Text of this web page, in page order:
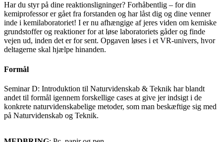
Har du styr på dine reaktionsligninger? Forhåbentlig – for din
kemiprofessor er gået fra forstanden og har låst dig og dine venner
inde i kemilaboratoriet! I er nu afhængige af jeres viden om kemiske
grundstoffer og reaktioner for at løse laboratoriets gåder og finde
vejen ud, inden det er for sent. Opgaven løses i et VR-univers, hvor
deltagerne skal hjælpe hinanden.
Formål
Seminar D: Introduktion til Naturvidenskab & Teknik har blandt
andet til formål igennem forskellige cases at give jer indsigt i de
konkrete naturvidenskabelige metoder, som man beskæftige sig med
på Naturvidenskab og Teknik.